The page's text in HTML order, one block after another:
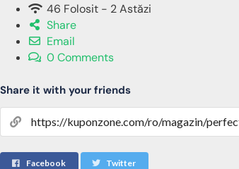
46 Folosit - 2 Astăzi
Share
Email
0 Comments
Share it with your friends
Facebook Twitter